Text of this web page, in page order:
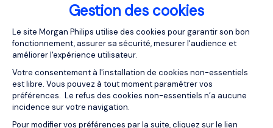
Gestion des cookies
Plateforme de Gestion du
Le site Morgan Philips utilise des cookies pour garantir son bon
fonctionnement, assurer sa sécurité, mesurer l'audience et
améliorer l'expérience utilisateur.
Votre consentement à l'installation de cookies non-essentiels
est libre. Vous pouvez à tout moment paramétrer vos
préférences. Le refus des cookies non-essentiels n’a aucune
incidence sur votre navigation.
Pour modifier vos préférences par la suite, cliquez sur le lien